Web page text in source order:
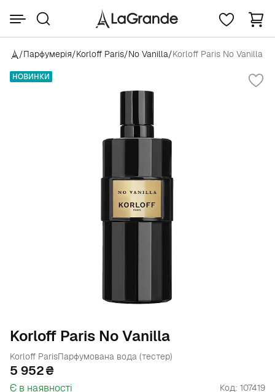
/Парфумерія/Korloff Paris/No Vanilla/Korloff Paris No Vanilla
НОВИНКИ
Korloff Paris No Vanilla
Korloff ParisПарфумована вода (тестер)
5 952
Є в наявності Код: 107419